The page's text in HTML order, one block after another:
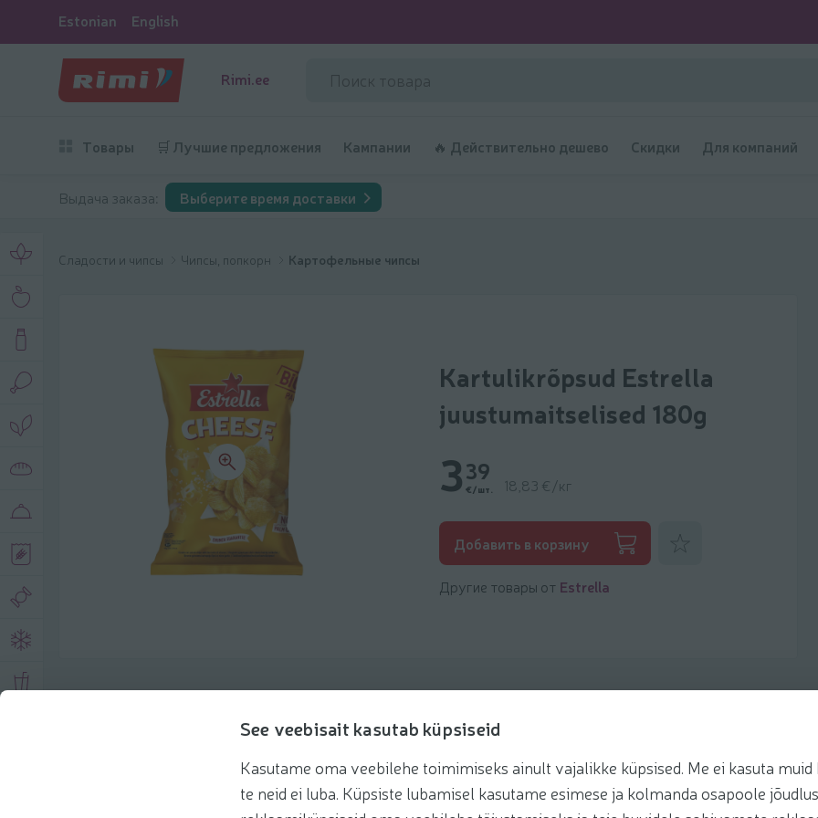
See veebisait kasutab küpsiseid
Kasutame oma veebilehe toimimiseks ainult vajalikke küpsised. Me ei kasuta muid
te neid ei luba. Küpsiste lubamisel kasutame esimese ja kolmanda osapoole
Estonian English
Rimi.ee
Товары 🛒 Лучшие предложения Кампании 🔥 Действительно дешево Скидки Для компаний
Выдача заказа: Выберите время доставки
Сладости и чипсы Чипсы, попкорн Картофельные чипсы
Kartulikrõpsud Estrella
juustumaitselised 180g
339
€/шт. 18,83 €/кг
Добавить в корзину
Другие товары от Estrella
Рекомендации Рецепты